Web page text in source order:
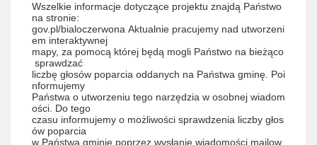
Wszelkie informacje dotyczące projektu znajdą Państwo
na stronie:
gov.pl/bialoczerwona Aktualnie pracujemy nad utworzeni
em interaktywnej
mapy, za pomocą której będą mogli Państwo na bieżąco
sprawdzać
liczbę głosów poparcia oddanych na Państwa gminę. Poi
nformujemy
Państwa o utworzeniu tego narzędzia w osobnej wiadom
ości. Do tego
czasu informujemy o możliwości sprawdzenia liczby głos
ów poparcia
w Państwa gminie poprzez wysłanie wiadomości mailow